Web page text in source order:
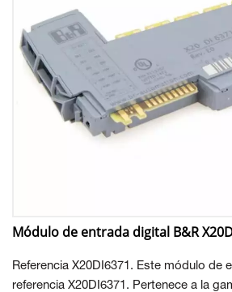
Módulo de entrada digital B&R
Referencia X20DI6371. Este módulo de
referencia X20DI6371. Pertenece a la